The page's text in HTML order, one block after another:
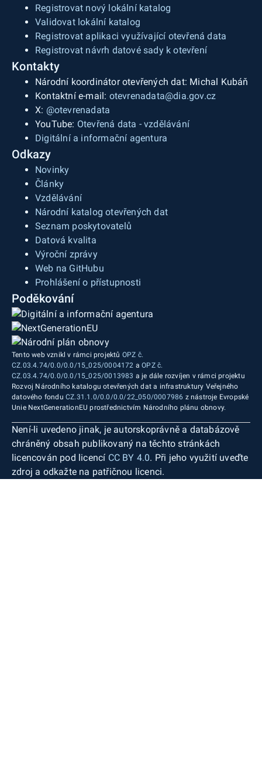
Registrovat nový lokální katalog
Validovat lokální katalog
Registrovat aplikaci využívající otevřená data
Registrovat návrh datové sady k otevření
Kontakty
Národní koordinátor otevřených dat: Michal Kubáň
Kontaktní e-mail: otevrenadata@dia.gov.cz
X: @otevrenadata
YouTube: Otevřená data - vzdělávání
Digitální a informační agentura
Odkazy
Novinky
Články
Vzdělávání
Národní katalog otevřených dat
Seznam poskytovatelů
Datová kvalita
Výroční zprávy
Web na GitHubu
Prohlášení o přístupnosti
Poděkování
Tento web vznikl v rámci projektů OPZ č.
CZ.03.4.74/0.0/0.0/15_025/0004172 aOPZ č.
CZ.03.4.74/0.0/0.0/15_025/0013983 a je dále rozvíjen v rámci projektu
Rozvoj Národního katalogu otevřených dat a infrastruktury Veřejného
datového fondu CZ.31.1.0/0.0/0.0/22_050/0007986 z nástroje Evropské
Unie NextGenerationEU prostřednictvím Národního plánu obnovy.
Není-li uvedeno jinak, je autorskoprávně a databázově
chráněný obsah publikovaný na těchto stránkách
licencován pod licencí CC BY 4.0. Při jeho využití uveďte
zdroj a odkažte na patřičnou licenci.